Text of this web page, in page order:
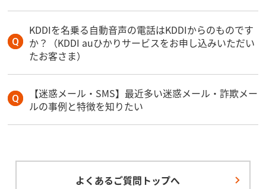
KDDIを名乗る自動音声の電話はKDDIからのものです
か？（KDDI auひかりサービスをお申し込みいただい
たお客さま）
【迷惑メール・SMS】最近多い迷惑メール・詐欺メー
ルの事例と特徴を知りたい
よくあるご質問トップへ